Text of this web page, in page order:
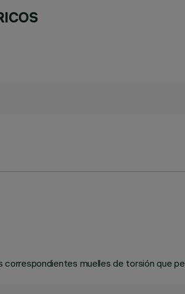
correspondientes muelles de torsión que